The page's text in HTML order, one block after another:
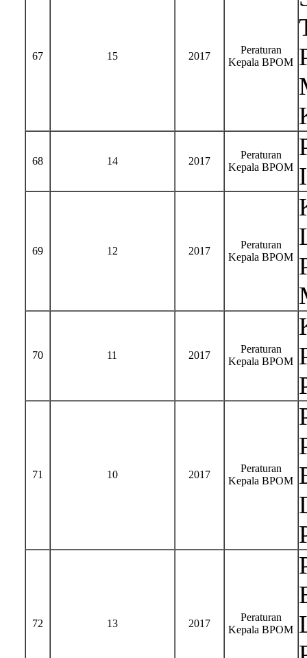
67 15 2017
Peraturan
Kepala BPOM
68 14 2017
Peraturan
Kepala BPOM
69 12 2017
Peraturan
Kepala BPOM
70 11 2017
Peraturan
Kepala BPOM
71 10 2017
Peraturan
Kepala BPOM
72 13 2017
Peraturan
Kepala BPOM